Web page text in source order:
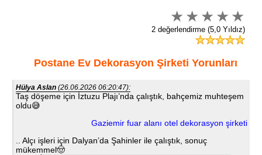
2 değerlendirme (5,0 Yıldız)
Postane Ev Dekorasyon Şirketi Yorunları
Hülya Aslan (26.06.2026 06:20:47):
Taş döşeme için İztuzu Plajı’nda çalıştık, bahçemiz muhteşem
oldu😅
Gaziemir fuar alanı otel dekorasyon şirketi
.. Alçı işleri için Dalyan’da Şahinler ile çalıştık, sonuç
mükemmel🤠